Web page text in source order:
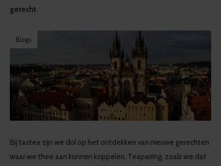
gerecht.
Blogs
Bij tastea zijn we dol op het ontdekken van nieuwe gerechten
waar we thee aan kunnen koppelen. Teapairing, zoals we dat